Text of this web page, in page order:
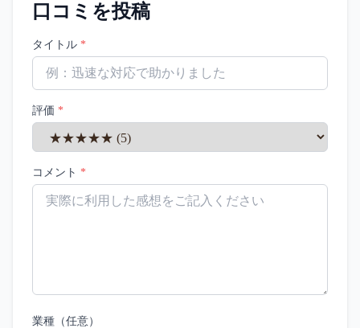
口コミを投稿
タイトル *
評価 *
コメント *
業種（任意）